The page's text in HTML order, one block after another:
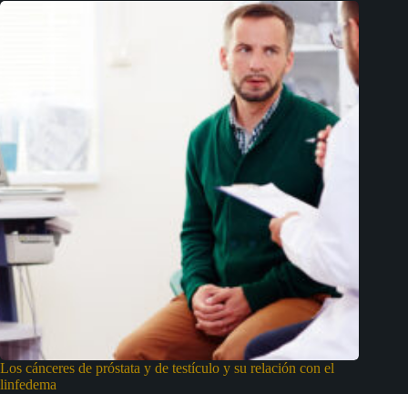
Los cánceres de próstata y de testículo y su relación con el
linfedema